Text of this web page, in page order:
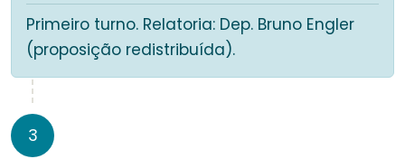
Primeiro turno. Relatoria: Dep. Bruno Engler
(proposição redistribuída).
3